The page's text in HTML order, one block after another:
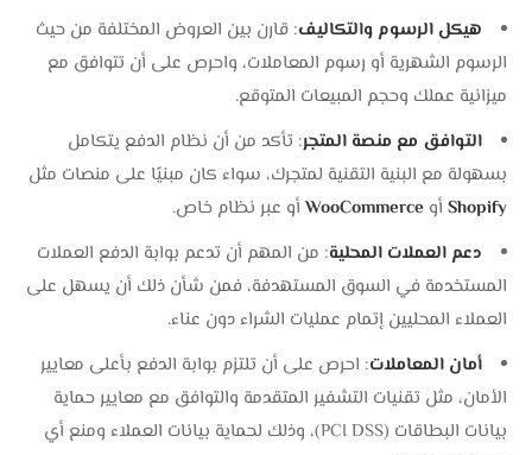
هيكل الرسوم والتكاليف: قارن بين العروض المختلفة من حيث
الرسوم الشهرية أو رسوم المعاملات، واحرص على أن تتوافق مع
ميزانية عملك وحجم المبيعات المتوقع.
التوافق مع منصة المتجر: تأكد من أن نظام الدفع يتكامل
بسهولة مع البنية التقنية لمتجرك، سواء كان مبنيًا على منصات مثل
Shopify أوWooCommerceأو عبر نظام خاص.
دعم العملات المحلية: من المهم أن تدعم بوابة الدفع العملات
المستخدمة في السوق المستهدفة، فمن شأن ذلك أن يسهل على
العملاء المحليين إتمام عمليات الشراء دون عناء.
أمان المعاملات: احرص على أن تلتزم بوابة الدفع بأعلى معايير
الأمان، مثل تقنيات التشفير المتقدمة والتوافق مع معايير حماية
بيانات البطاقات (PCI DSS)، وذلك لحماية بيانات العملاء ومنع أي